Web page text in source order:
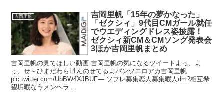
吉岡里帆
吉岡里帆「15年の夢かなった」
「ゼクシィ」9代目CMガール就任
でウエディングドレス姿披露！
ゼクシィ新CM＆CMソング発表会
3ほか吉岡里帆まとめ
吉岡里帆の見てほしい動画 吉岡里帆の気になるツイートよっ、よ
っ、せ～ひまだわらL1んのせてるよパンツエロアカ吉岡里帆
pic.twitter.com/UbBW4XJBUF— ソフレ募集恋人募集暇人dm?相互希
望垢暇なうメンヘラ...